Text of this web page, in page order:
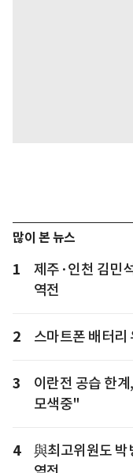
많이 본 뉴스
1
제주·인천 김민
역전
2 스마트폰 배터리
3
이란전 공습 한
모색중"
4
與최고위원도 박